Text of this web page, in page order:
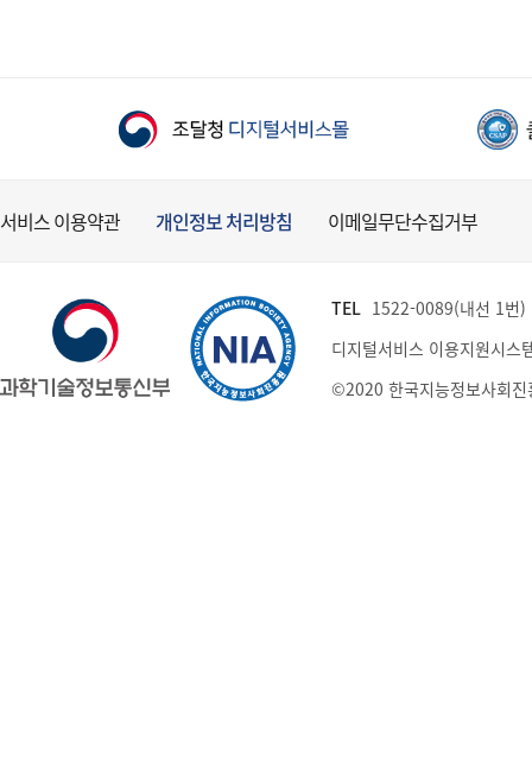
서비스 이용약관 개인정보 처리방침 이메일무단수집거부
TEL 1522-0089(내선 1번
디지털서비스 이용지원시스
©2020 한국지능정보사회진